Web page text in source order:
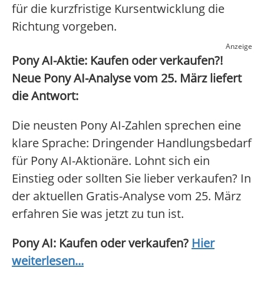
für die kurzfristige Kursentwicklung die
Richtung vorgeben.
Anzeige
Pony AI-Aktie: Kaufen oder verkaufen?!
Neue Pony AI-Analyse vom 25. März liefert
die Antwort:
Die neusten Pony AI-Zahlen sprechen eine
klare Sprache: Dringender Handlungsbedarf
für Pony AI-Aktionäre. Lohnt sich ein
Einstieg oder sollten Sie lieber verkaufen? In
der aktuellen Gratis-Analyse vom 25. März
erfahren Sie was jetzt zu tun ist.
Pony AI: Kaufen oder verkaufen? Hier
weiterlesen...